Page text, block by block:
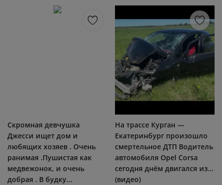
Скромная девчушка
Джесси ищет дом и
любящих хозяев . Очень
ранимая .Пушистая как
медвежонок, и очень
добрая . В будку...
На трассе Курган —
Екатеринбург произошло
смертельное ДТП Водитель
автомобиля Opel Corsa
сегодня днём двигался из...
(видео)